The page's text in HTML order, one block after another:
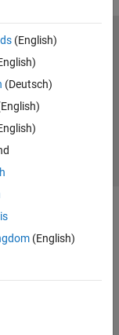
(English)
(Deutsch)
(English)
Richtlinien
Website auswählen
Deutschland